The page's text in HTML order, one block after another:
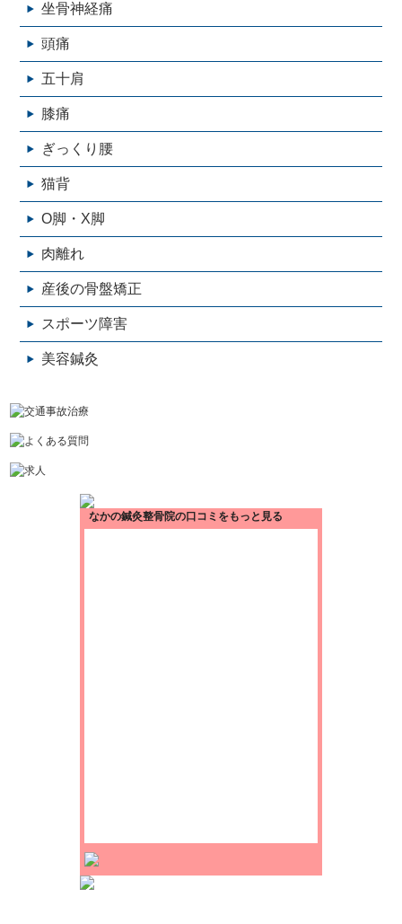
坐骨神経痛
頭痛
五十肩
膝痛
ぎっくり腰
猫背
O脚・X脚
肉離れ
産後の骨盤矯正
スポーツ障害
美容鍼灸
なかの鍼灸整骨院の口コミをもっと見る